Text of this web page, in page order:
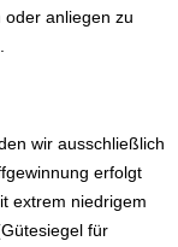
anliegen zu
wir ausschließlich
erfolgt
extrem niedrigem
für